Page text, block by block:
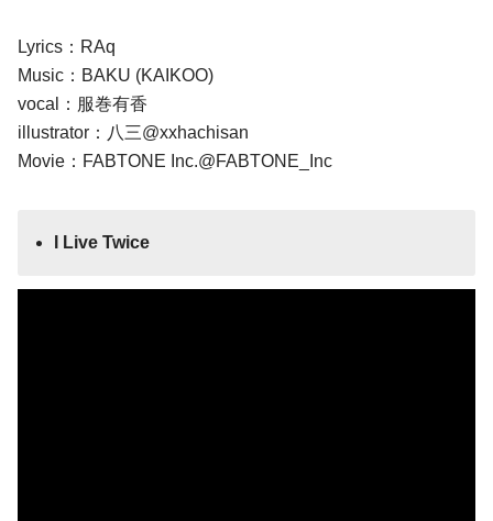
Lyrics：RAq
Music：BAKU (KAIKOO)
vocal：服巻有香
illustrator：八三@xxhachisan
Movie：FABTONE Inc.@FABTONE_Inc
I Live Twice